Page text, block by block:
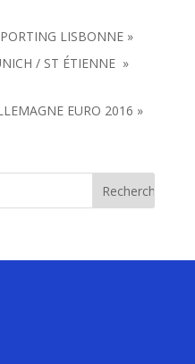
LISBONNE »
/ ST ÉTIENNE »
EURO 2016 »